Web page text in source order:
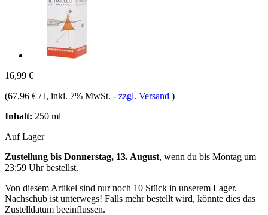
16,99 €
(67,96 € / l, inkl. 7% MwSt. - zzgl. Versand )
Inhalt: 250 ml
Auf Lager
Zustellung bis Donnerstag, 13. August, wenn du bis Montag um
23:59 Uhrbestellst.
Von diesem Artikel sind nur noch 10 Stück in unserem Lager.
Nachschub ist unterwegs! Falls mehr bestellt wird, könnte dies das
Zustelldatum beeinflussen.